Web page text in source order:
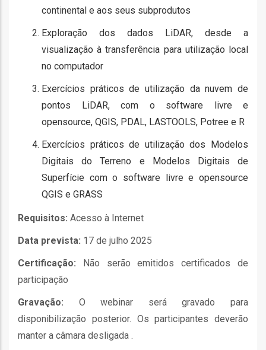
continental e aos seus subprodutos
Exploração dos dados LiDAR, desde a
visualização à transferência para utilização local
no computador
Exercícios práticos de utilização da nuvem de
pontos LiDAR, com o software livre e
opensource, QGIS, PDAL, LASTOOLS, Potree e R
Exercícios práticos de utilização dos Modelos
Digitais do Terreno e Modelos Digitais de
Superfície com o software livre e opensource
QGIS e GRASS
Requisitos: Acesso à Internet
Data prevista: 17 de julho 2025
Certificação: Não serão emitidos certificados de
participação
Gravação: O webinar será gravado para
disponibilização posterior. Os participantes deverão
manter a câmara desligada .